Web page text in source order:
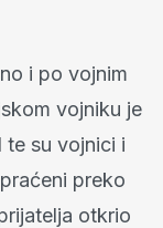
i po vojnim
vojniku je
te su vojnici i
preko
otkrio